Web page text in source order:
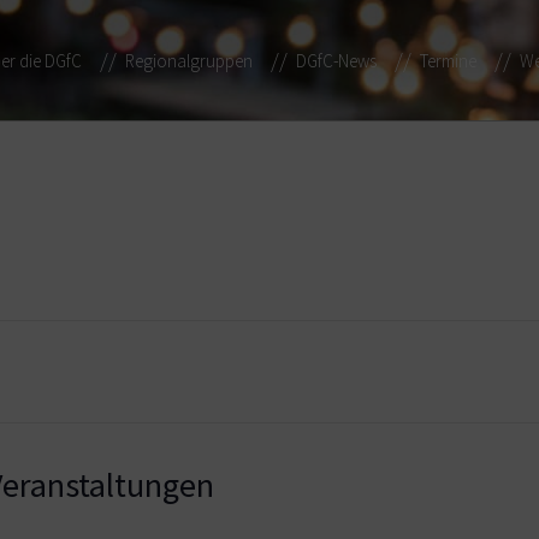
die DGfC Regionalgruppen DGfC-News Termine